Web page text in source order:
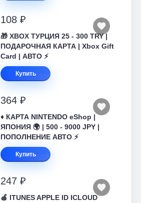
108 ₽
🎁 XBOX ТУРЦИЯ 25 - 300 TRY |
ПОДАРОЧНАЯ КАРТА | Xbox Gift
Card | АВТО ⚡
Купить
364 ₽
♦️ КАРТА NINTENDO eShop |
ЯПОНИЯ 🌍 | 500 - 9000 JPY |
ПОПОЛНЕНИЕ АВТО ⚡
Купить
247 ₽
🍎 ITUNES APPLE ID ICLOUD